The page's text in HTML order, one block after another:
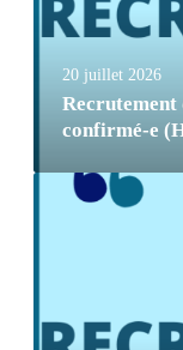
20 juillet 2026
Recrutement
confirmé-e